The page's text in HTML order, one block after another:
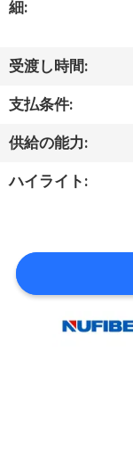
て
工
場
細:
受渡し時間:
支払条件:
供給の能力:
ハイライト: